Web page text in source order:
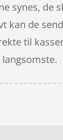
synes, de
kan de
til